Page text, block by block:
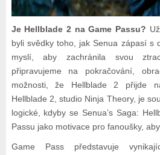
Je Hellblade 2 na Game Passu?
byli svědky toho, jak Senua zápasí s
myslí, aby zachránila svou
připravujeme na pokračování,
možnosti, že Hellblade 2 přijde
Hellblade 2, studio Ninja Theory, je
logické, kdyby se Senua’s Saga:
Passu jako motivace pro fanoušky,
Game Pass představuje